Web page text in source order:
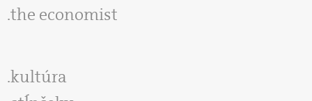
the economist
kultúra